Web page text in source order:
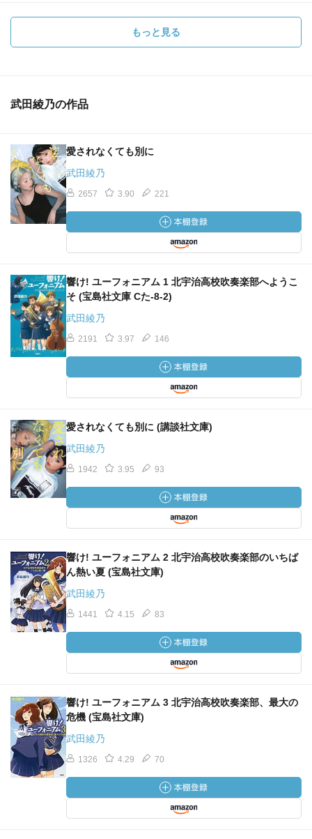
もっと見る
武田綾乃の作品
愛されなくても別に
武田綾乃
2657 3.90 221
響け! ユーフォニアム 1 北宇治高校吹奏楽部へようこ
そ (宝島社文庫 Cた-8-2)
武田綾乃
2191 3.97 146
愛されなくても別に (講談社文庫)
武田綾乃
1942 3.95 93
響け! ユーフォニアム 2 北宇治高校吹奏楽部のいちば
ん熱い夏 (宝島社文庫)
武田綾乃
1441 4.15 83
響け! ユーフォニアム 3 北宇治高校吹奏楽部、最大の
危機 (宝島社文庫)
武田綾乃
1326 4.29 70